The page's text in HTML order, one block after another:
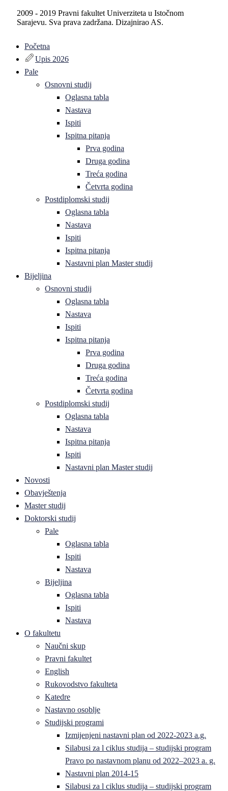
2009 - 2019 Pravni fakultet Univerziteta u Istočnom
Sarajevu. Sva prava zadržana. Dizajnirao AS.
Početna
Upis 2026
Pale
Osnovni studij
Oglasna tabla
Nastava
Ispiti
Ispitna pitanja
Prva godina
Druga godina
Treća godina
Četvrta godina
Postdiplomski studij
Oglasna tabla
Nastava
Ispiti
Ispitna pitanja
Nastavni plan Master studij
Bijeljina
Osnovni studij
Oglasna tabla
Nastava
Ispiti
Ispitna pitanja
Prva godina
Druga godina
Treća godina
Četvrta godina
Postdiplomski studij
Oglasna tabla
Nastava
Ispitna pitanja
Ispiti
Nastavni plan Master studij
Novosti
Obavještenja
Master studij
Doktorski studij
Pale
Oglasna tabla
Ispiti
Nastava
Bijeljina
Oglasna tabla
Ispiti
Nastava
O fakultetu
Naučni skup
Pravni fakultet
English
Rukovodstvo fakulteta
Katedre
Nastavno osoblje
Studijski programi
Izmijenjeni nastavni plan od 2022-2023 a.g.
Silabusi za l ciklus studija – studijski program
Pravo po nastavnom planu od 2022–2023 a. g.
Nastavni plan 2014-15
Silabusi za l ciklus studija – studijski program